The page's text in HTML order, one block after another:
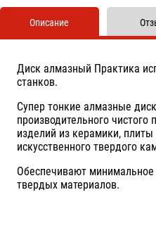
Описание
Диск алмазный Практика
станков.
Супер тонкие алмазные
производительного чистого
изделий из керамики, плиты
искусственного твердого
Обеспечивают минимальное
твердых материалов.